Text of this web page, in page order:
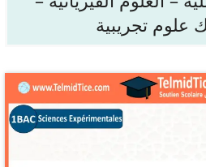
علوم تجريبية